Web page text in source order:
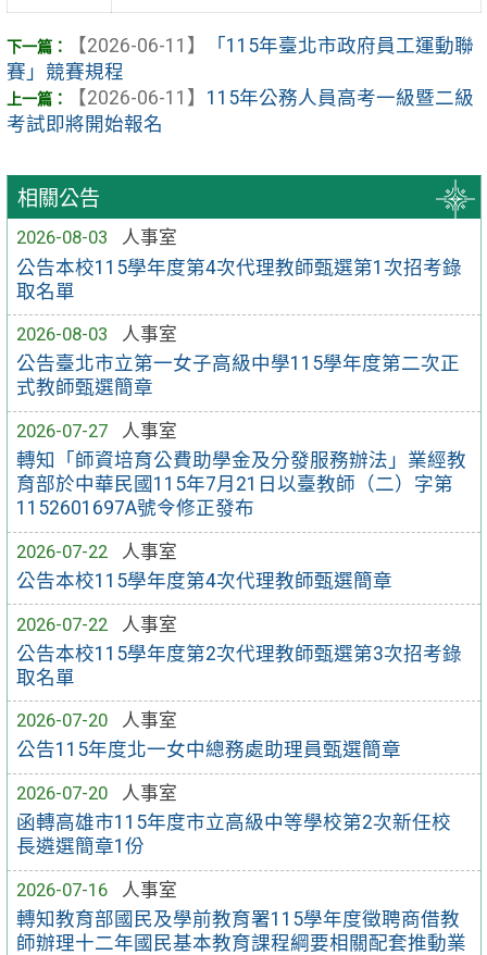
相關公告
2026-08-03
人事室
公告本校115學年度第4次代理教師甄選第1次招考錄
取名單
2026-08-03
人事室
公告臺北市立第一女子高級中學115學年度第二次正
式教師甄選簡章
2026-07-27
人事室
轉知「師資培育公費助學金及分發服務辦法」業經教
育部於中華民國115年7月21日以臺教師（二）字第
1152601697A號令修正發布
2026-07-22
人事室
公告本校115學年度第4次代理教師甄選簡章
2026-07-22
人事室
公告本校115學年度第2次代理教師甄選第3次招考錄
取名單
2026-07-20
人事室
公告115年度北一女中總務處助理員甄選簡章
2026-07-20
人事室
函轉高雄市115年度市立高級中等學校第2次新任校
長遴選簡章1份
2026-07-16
人事室
轉知教育部國民及學前教育署115學年度徵聘商借教
師辦理十二年國民基本教育課程綱要相關配套推動業
【2026-06-11】
「115年臺北市政府員工運動聯
賽」競賽規程
【2026-06-11】 115年公務人員高考一級暨二級
考試即將開始報名